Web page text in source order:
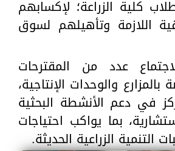
كلية الزراعة؛ لإكسابهم
اللازمة وتأهيلهم لسوق
عدد من المقترحات
بالمزارع والوحدات الإنتاجية،
في دعم الأنشطة البحثية
بما يواكب احتياجات
التنمية الزراعية الحديثة.